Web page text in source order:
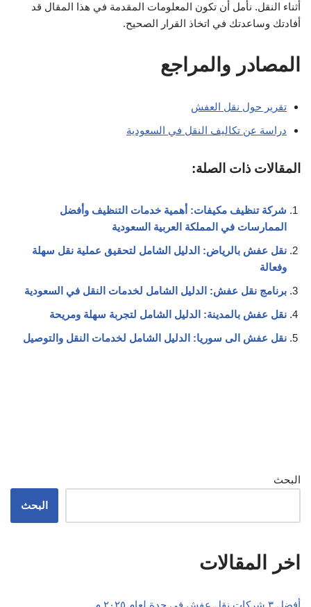
أثناء النقل. نأمل أن تكون المعلومات المقدمة في هذا المقال قد
أفادتك وساعدتك في اتخاذ القرار الصحيح.
المصادر والمراجع
تقرير حول نقل العفش
دراسة عن تكاليف النقل في السعودية
المقالات ذات الصلة:
شركة تنظيف مكيفات: أهمية خدمات التنظيف وأفضل
الممارسات في المملكة العربية السعودية
نقل عفش بالرياض: الدليل الشامل لتحقيق عملية نقل سهلة
وفعالة
برنامج نقل عفش: الدليل الشامل لخدمات النقل في السعودية
نقل عفش بالمدينة: الدليل الشامل لتجربة سهلة ومريحة
نقل عفش الى سوريا: الدليل الشامل لخدمات النقل والتوصيل
البحث
البحث
اخر المقالات